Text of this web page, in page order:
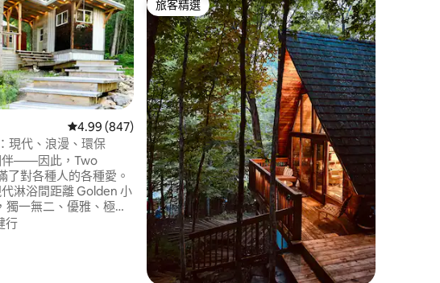
分（滿分 5 分）
從 847 則評價中獲得 4.99 的平均評分（滿分 5 分）
4.99 (847)
現代、浪漫、環保
伴——因此，Two
了對各種人的各種愛。
淋浴間距離 Golden 小
獨一無二、優雅、極其
季皆宜 注意：我們旁
行
旅客精選
旅客精選